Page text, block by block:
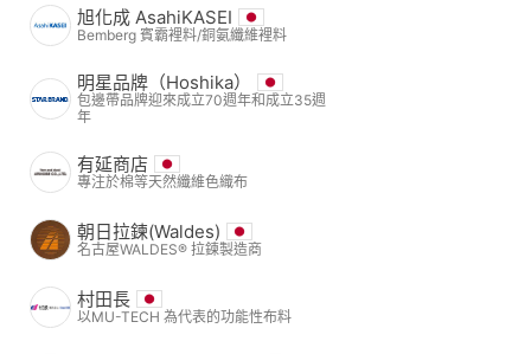
旭化成 AsahiKASEI
Bemberg 賓霸裡料/銅氨纖維裡料
明星品牌（Hoshika）
包邊帶品牌迎來成立70週年和成立35週
年
有延商店
專注於棉等天然纖維色織布
朝日拉鍊(Waldes)
名古屋WALDES® 拉鍊製造商
村田長
以MU-TECH 為代表的功能性布料